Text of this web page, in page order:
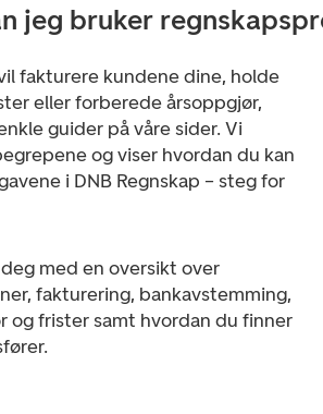
jeg bruker
fakturere kundene dine, holde
eller forberede årsoppgjør,
guider på våre sider. Vi
og viser hvordan du kan
i DNB Regnskap – steg for
med en oversikt over
fakturering, bankavstemming,
og frister samt hvordan du finner